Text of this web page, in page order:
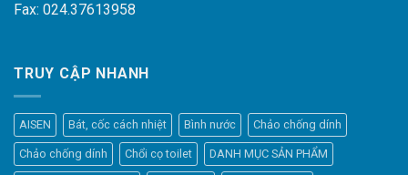
Fax: 024.37613958
TRUY CẬP NHANH
AISEN Bát, cốc cách nhiệt Bình nước Chảo chống dính
Chảo chống dính Chổi cọ toilet DANH MỤC SẢN PHẨM